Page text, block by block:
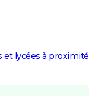
et lycées à proximité